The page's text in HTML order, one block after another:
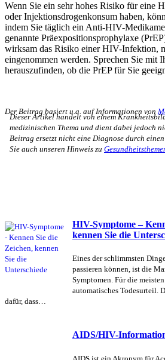
Wenn Sie ein sehr hohes Risiko für eine
oder Injektionsdrogenkonsum haben,
indem Sie täglich ein Anti-HIV-
genannte Präexpositionsprophylaxe
wirksam das Risiko einer HIV-Infektion,
eingenommen werden. Sprechen Sie mit
herauszufinden, ob die PrEP für Sie
Der Beitrag basiert u.a. auf Informationen von
Dieser Artikel handelt von einem
medizinischen Thema und dient dabei jedoch
Beitrag ersetzt nicht eine Diagnose durch
Sie auch unseren Hinweis zu
HIV-Symptome –
kennen Sie die
Eines der schlimmsten
passieren können, ist die
Symptomen. Für die
automatisches Todesurteil.
dafür, dass…
AIDS/HIV-